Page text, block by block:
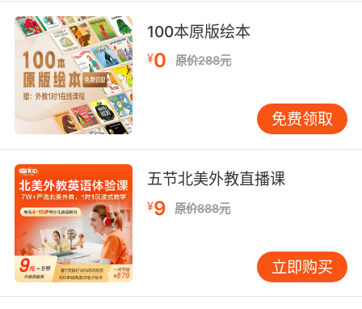
词汇和短语来快速传达信息，而非追求文学性的
修饰。例如，在日常对话中，我们可能会说：
“It's really foggy today, be careful when
driving.”（今天雾真大，开车小心点。）这样的
表达既直接又实用。
然而，这并不意味着日常表达中就不能融入文学
元素。适当地运用比喻、拟人等修辞手法，可以
使日常对话更加生动有趣。比如，“The fog is
like a big cat, quietly sneaking into every
corner of the city.”（雾就像一只大猫，悄悄地溜
进城市的每个角落。）这样的描述既形象又富有
创意，能够给听者留下深刻印象。
100本原版绘本
¥0 原价288元
免费领取
五节北美外教直播课
¥9 原价888元
立即购买